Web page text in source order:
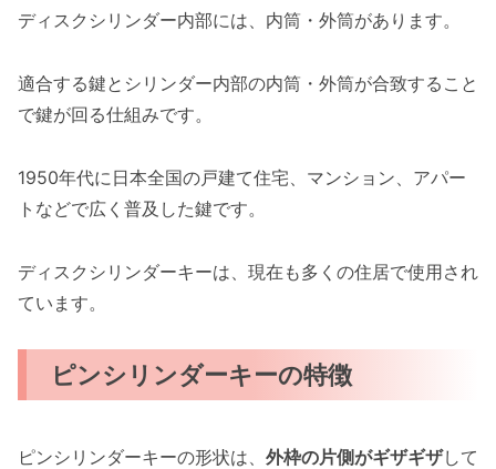
ディスクシリンダー内部には、内筒・外筒があります。
適合する鍵とシリンダー内部の内筒・外筒が合致すること
で鍵が回る仕組みです。
1950年代に日本全国の戸建て住宅、マンション、アパー
トなどで広く普及した鍵です。
ディスクシリンダーキーは、現在も多くの住居で使用され
ています。
ピンシリンダーキーの特徴
ピンシリンダーキーの形状は、 外枠の片側がギザギザして